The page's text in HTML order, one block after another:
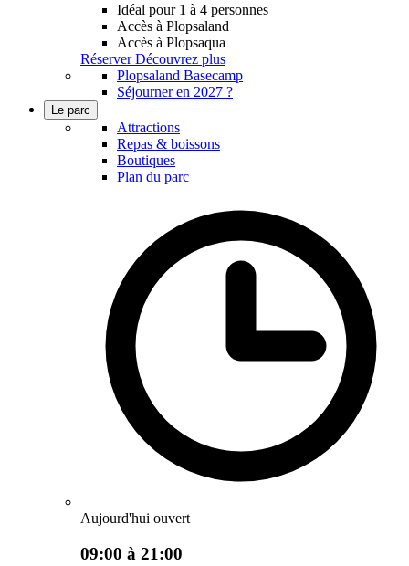
Idéal pour 1 à 4 personnes
Accès à Plopsaland
Accès à Plopsaqua
Réserver Découvrez plus
Plopsaland Basecamp
Séjourner en 2027 ?
Le parc
Attractions
Repas & boissons
Boutiques
Plan du parc
Aujourd'hui ouvert
09:00 à 21:00